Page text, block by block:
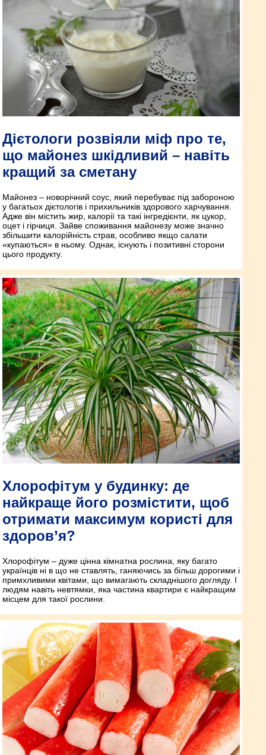
Дієтологи розвіяли міф про те,
що майонез шкідливий – навіть
кращий за сметану
Майонез – новорічний соус, який перебуває під забороною
у багатьох дієтологів і прихильників здорового харчування.
Адже він містить жир, калорії та такі інгредієнти, як цукор,
оцет і гірчиця. Зайве споживання майонезу може значно
збільшити калорійність страв, особливо якщо салати
«купаються» в ньому. Однак, існують і позитивні сторони
цього продукту.
Хлорофітум у будинку: де
найкраще його розмістити, щоб
отримати максимум користі для
здоров’я?
Хлорофітум – дуже цінна кімнатна рослина, яку багато
українців ні в що не ставлять, ганяючись за більш дорогими і
примхливими квітами, що вимагають складнішого догляду. І
людям навіть невтямки, яка частина квартири є найкращим
місцем для такої рослини.